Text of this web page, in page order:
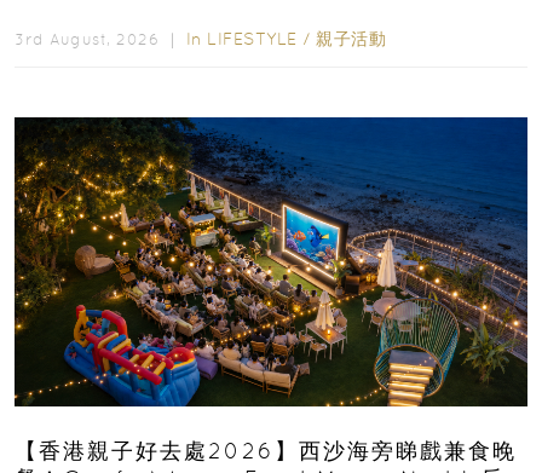
3rd August, 2026 ｜ In LIFESTYLE / 親子活動
【香港親子好去處2026】西沙海旁睇戲兼食晚